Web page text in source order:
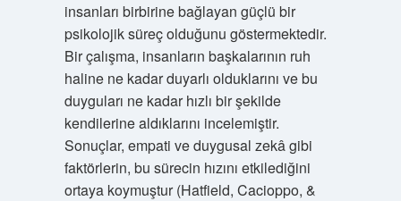
insanları birbirine bağlayan güçlü bir
psikolojik süreç olduğunu göstermektedir.
Bir çalışma, insanların başkalarının ruh
haline ne kadar duyarlı olduklarını ve bu
duyguları ne kadar hızlı bir şekilde
kendilerine aldıklarını incelemiştir.
Sonuçlar, empati ve duygusal zekâ gibi
faktörlerin, bu sürecin hızını etkilediğini
ortaya koymuştur (Hatfield, Cacioppo, &